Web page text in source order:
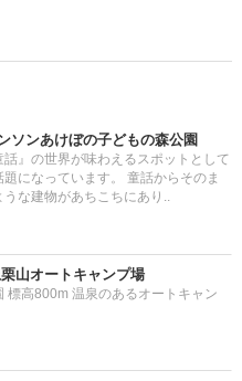
ソンあけぼの子どもの森公園
話』の世界が味わえるスポットとして
題になっています。 童話からそのま
うな建物があちこちにあり..
山オートキャンプ場
標高800m 温泉のあるオートキャン